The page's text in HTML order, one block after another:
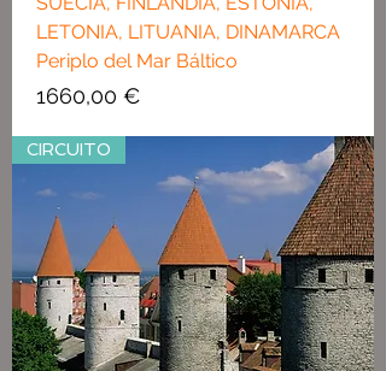
LETONIA, LITUANIA, DINAMARCA
Periplo del Mar Báltico
Precio
1660,00 €
CIRCUITO